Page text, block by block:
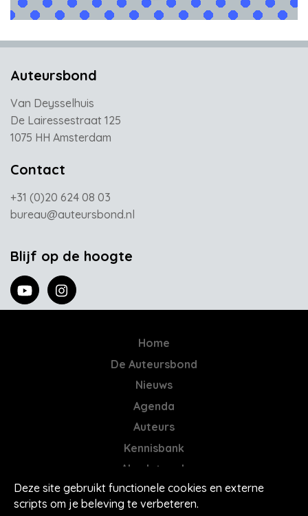
Deze site gebruikt functionele cookies en externe
scripts om je beleving te verbeteren.
Auteursbond
Van Deysselhuis
De Lairessestraat 125
1075 HH Amsterdam
Contact
+31 (0)20 624 08 03
bureau@auteursbond.nl
Blijf op de hoogte
Home
De Auteursbond
Nieuws
Agenda
Auteurs
Kennisbank
AI = Jatwerk
Contact
Mores